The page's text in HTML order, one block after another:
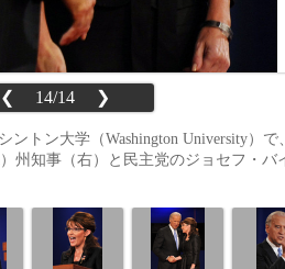
❮ 14/14 ❯
トン大学（Washington University）で
州知事（右）と民主党のジョセフ・バ